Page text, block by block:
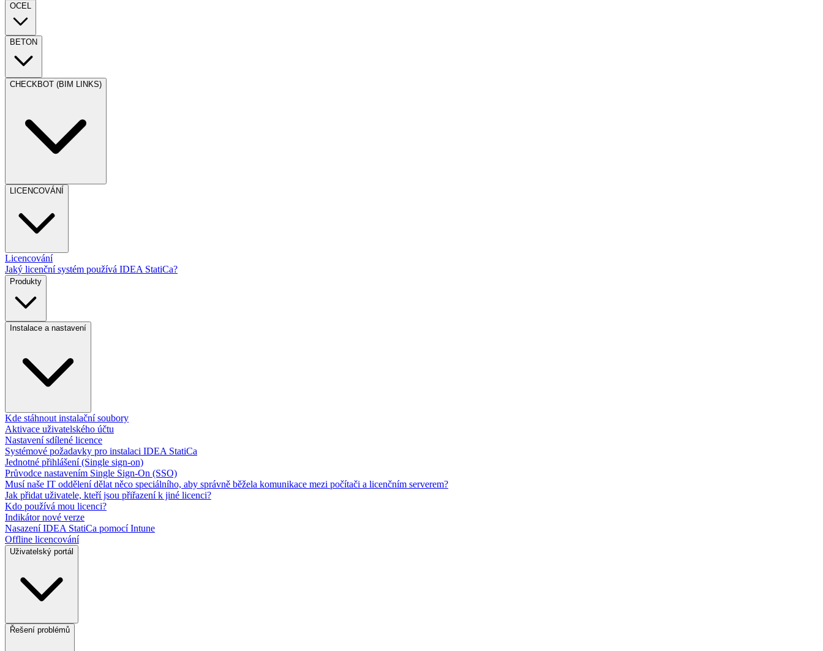
OCEL
BETON
CHECKBOT (BIM LINKS)
LICENCOVÁNÍ
Licencování
Jaký licenční systém používá IDEA StatiCa?
Produkty
Instalace a nastavení
Kde stáhnout instalační soubory
Aktivace uživatelského účtu
Nastavení sdílené licence
Systémové požadavky pro instalaci IDEA StatiCa
Jednotné přihlášení (Single sign-on)
Průvodce nastavením Single Sign-On (SSO)
Musí naše IT oddělení dělat něco speciálního, aby správně běžela komunikace mezi počítači a licenčním serverem?
Jak přidat uživatele, kteří jsou přiřazení k jiné licenci?
Kdo používá mou licenci?
Indikátor nové verze
Nasazení IDEA StatiCa pomocí Intune
Offline licencování
Uživatelský portál
Řešení problémů